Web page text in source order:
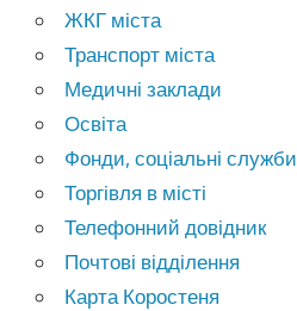
ЖКГ міста
Транспорт міста
Медичні заклади
Освіта
Фонди, соціальні служби
Торгівля в місті
Телефонний довідник
Почтові відділення
Карта Коростеня